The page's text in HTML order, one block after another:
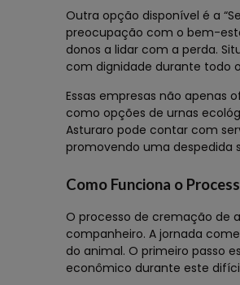
Outra opção disponível é a
preocupação com o bem-
donos a lidar com a perda.
com dignidade durante todo
Essas empresas não
como opções de urnas
Asturaro pode contar com
promovendo uma despedida
Como Funciona o
O processo de cremação de
companheiro. A jornada
do animal. O primeiro passo
econômico durante este